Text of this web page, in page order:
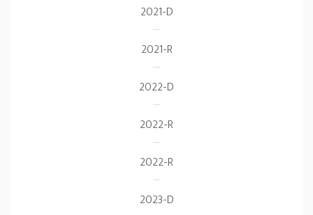
2021-D
2021-R
2022-D
2022-R
2022-R
2023-D